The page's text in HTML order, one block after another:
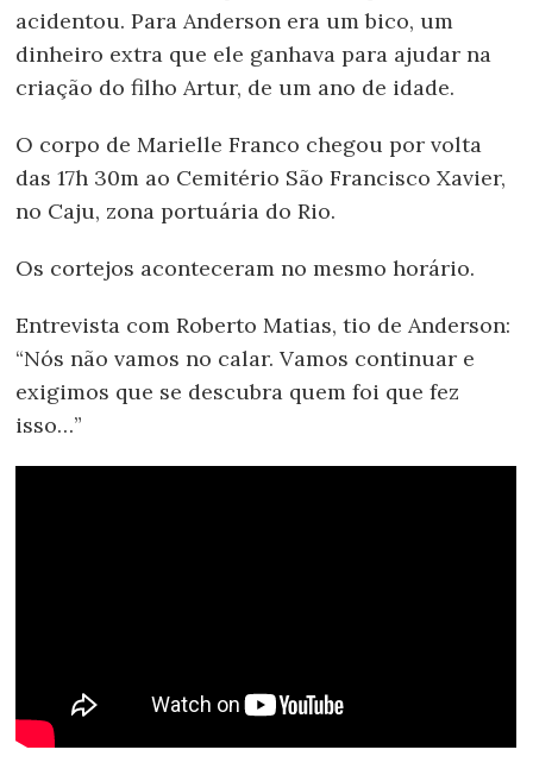
acidentou. Para Anderson era um bico, um
dinheiro extra que ele ganhava para ajudar na
criação do filho Artur, de um ano de idade.
O corpo de Marielle Franco chegou por volta
das 17h 30m ao Cemitério São Francisco Xavier,
no Caju, zona portuária do Rio.
Os cortejos aconteceram no mesmo horário.
Entrevista com Roberto Matias, tio de Anderson:
“Nós não vamos no calar. Vamos continuar e
exigimos que se descubra quem foi que fez
isso…”